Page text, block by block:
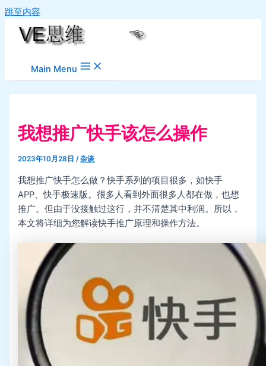
跳至内容
Main Menu
我想推广快手该怎么操作
2023年10月28日/杂谈
我想推广快手怎么做？快手系列的项目很多，如快手
APP、快手极速版。很多人看到外面很多人都在做，也想
推广。但由于没接触过这行，并不清楚其中利润。所以，
本文将详细为您解读快手推广原理和操作方法。